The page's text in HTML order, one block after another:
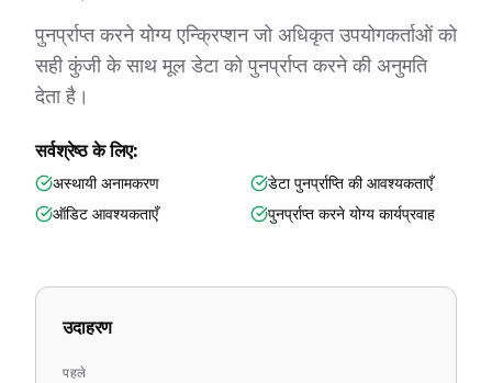
पुनर्प्राप्त करने योग्य एन्क्रिप्शन जो अधिकृत उपयोगकर्ताओं को
सही कुंजी के साथ मूल डेटा को पुनर्प्राप्त करने की अनुमति
देता है।
सर्वश्रेष्ठ के लिए:
अस्थायी अनामकरण
डेटा पुनर्प्राप्ति की आवश्यकताएँ
ऑडिट आवश्यकताएँ
पुनर्प्राप्त करने योग्य कार्यप्रवाह
उदाहरण
पहले